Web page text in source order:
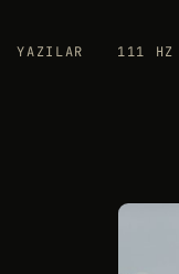
YAZILAR 111 HZ